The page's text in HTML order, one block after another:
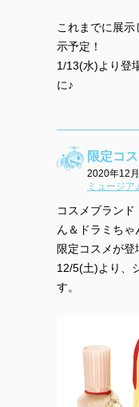
これまでに展
示予定！
1/13(水)より登
に♪
限定コ
2020年12
ミュージア
コスメブランド
ん＆ドラミち
限定コスメが登
12/5(土)より、
す。